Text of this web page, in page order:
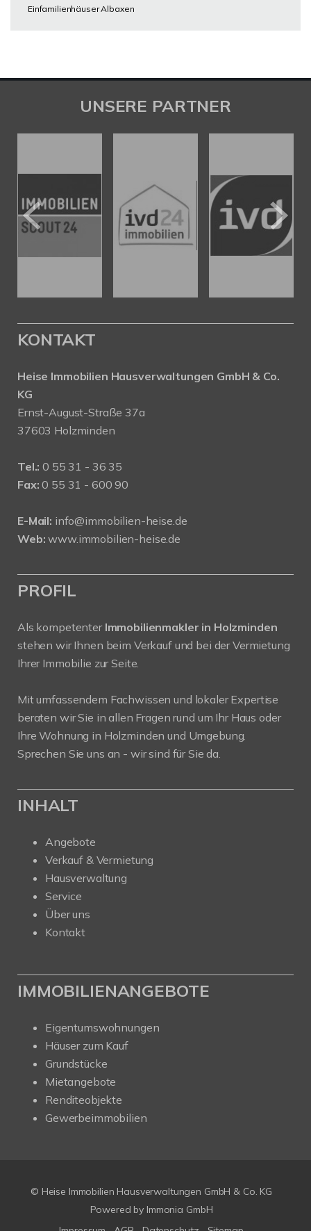
Einfamilienhäuser Albaxen
UNSERE PARTNER
KONTAKT
Heise Immobilien Hausverwaltungen GmbH & Co.
KG
Ernst-August-Straße 37a
37603 Holzminden
Tel.: 0 55 31 - 36 35
Fax: 0 55 31 - 600 90
E-Mail: info@immobilien-heise.de
Web: www.immobilien-heise.de
PROFIL
Als kompetenter Immobilienmakler in Holzminden
stehen wir Ihnen beim Verkauf und bei der Vermietung
Ihrer Immobilie zur Seite.
Mit umfassendem Fachwissen und lokaler Expertise
beraten wir Sie in allen Fragen rund um Ihr Haus oder
Ihre Wohnung in Holzminden und Umgebung.
Sprechen Sie uns an - wir sind für Sie da.
INHALT
Angebote
Verkauf & Vermietung
Hausverwaltung
Service
Über uns
Kontakt
IMMOBILIENANGEBOTE
Eigentumswohnungen
Häuser zum Kauf
Grundstücke
Mietangebote
Renditeobjekte
Gewerbeimmobilien
© Heise Immobilien Hausverwaltungen GmbH & Co. KG
Powered by Immonia GmbH